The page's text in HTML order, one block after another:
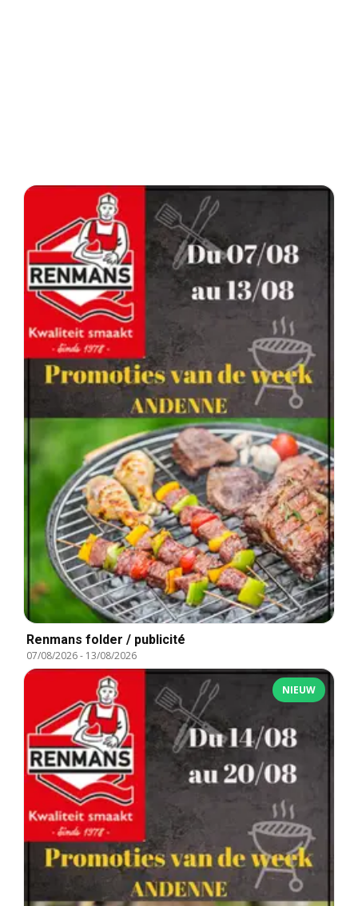
Renmans folder / publicité
07/08/2026- 13/08/2026
NIEUW